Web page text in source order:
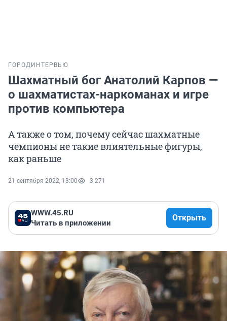
ГОРОД ИНТЕРВЬЮ
Шахматный бог Анатолий Карпов —
о шахматистах-наркоманах и игре
против компьютера
А также о том, почему сейчас шахматные
чемпионы не такие влиятельные фигуры,
как раньше
21 сентября 2022, 13:00 3 271
WWW.45.RU
Читать в приложении
Открыть